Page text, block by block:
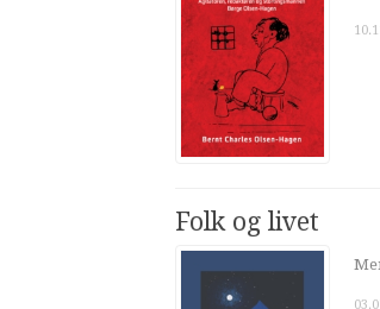
Folk og livet